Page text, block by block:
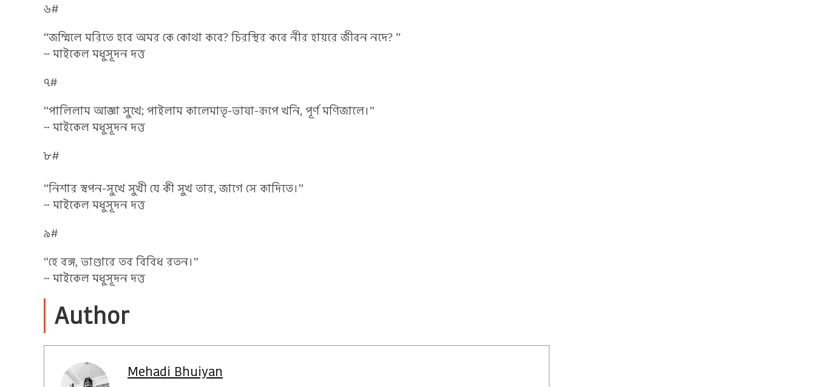
৬#
“জম্মিলে মরিতে হবে অমর কে কোথা কবে? চিরস্থির কবে নীর হায়রে জীবন নদে? ”
~ মাইকেল মধুসূদন দত্ত
৭#
“পালিলাম আজ্ঞা সুখে; পাইলাম কালেমাতৃ-ভাষা-রূপে খনি, পূর্ণ মণিজালে।”
~ মাইকেল মধুসূদন দত্ত
৮#
“নিশার স্বপন-সুখে সুখী যে কী সুখ তার, জাগে সে কাদিতে।”
~ মাইকেল মধুসূদন দত্ত
৯#
“হে বঙ্গ, ভাণ্ডারে তব বিবিধ রতন।”
~ মাইকেল মধুসূদন দত্ত
Author
Mehadi Bhuiyan